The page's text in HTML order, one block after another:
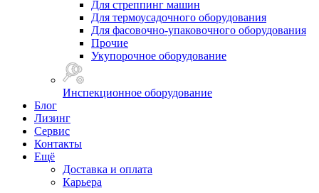
Для стреппинг машин
Для термоусадочного оборудования
Для фасовочно-упаковочного оборудования
Прочие
Укупорочное оборудование
Инспекционное оборудование
Блог
Лизинг
Сервис
Контакты
Ещё
Доставка и оплата
Карьера